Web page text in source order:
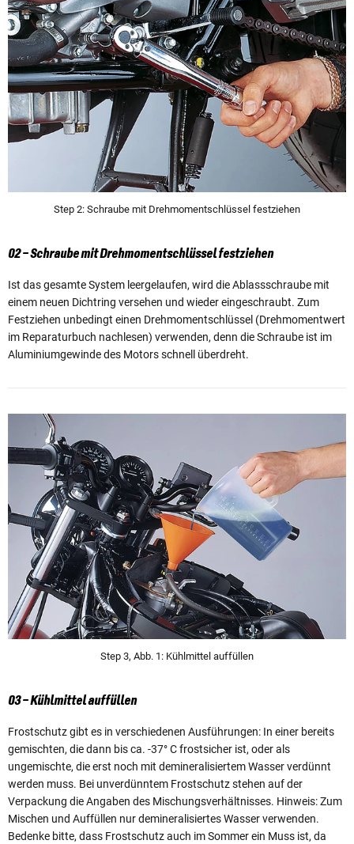
Step 2: Schraube mit Drehmomentschlüssel festziehen
02 – Schraube mit Drehmomentschlüssel festziehen
Ist das gesamte System leergelaufen, wird die Ablassschraube mit
einem neuen Dichtring versehen und wieder eingeschraubt. Zum
Festziehen unbedingt einen Drehmomentschlüssel (Drehmomentwert
im Reparaturbuch nachlesen) verwenden, denn die Schraube ist im
Aluminiumgewinde des Motors schnell überdreht.
Step 3, Abb. 1: Kühlmittel auffüllen
03 – Kühlmittel auffüllen
Frostschutz gibt es in verschiedenen Ausführungen: In einer bereits
gemischten, die dann bis ca. -37° C frostsicher ist, oder als
ungemischte, die erst noch mit demineralisiertem Wasser verdünnt
werden muss. Bei unverdünntem Frostschutz stehen auf der
Verpackung die Angaben des Mischungsverhältnisses. Hinweis: Zum
Mischen und Auffüllen nur demineralisiertes Wasser verwenden.
Bedenke bitte, dass Frostschutz auch im Sommer ein Muss ist, da